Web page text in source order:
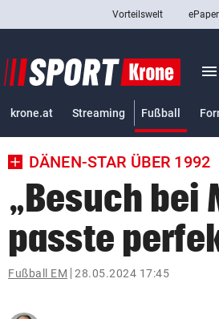
Abonnieren
pin_drop
bookmark
search
Suchbegriff
Vorteilswelt ePaper
menu
krone.at Streaming Fußball
DÄNEN-STAR ÜBER 1992
„Besuch bei
passte
Fußball EM 28.05.2024 17:45